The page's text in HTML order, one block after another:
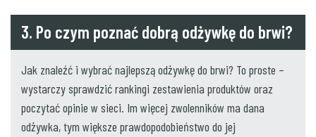
3. Po czym poznać dobrą odżywkę do brwi?
Jak znaleźć i wybrać najlepszą odżywkę do brwi? To proste –
wystarczy sprawdzić rankingi zestawienia produktów oraz
poczytać opinie w sieci. Im więcej zwolenników ma dana
odżywka, tym większe prawdopodobieństwo do jej